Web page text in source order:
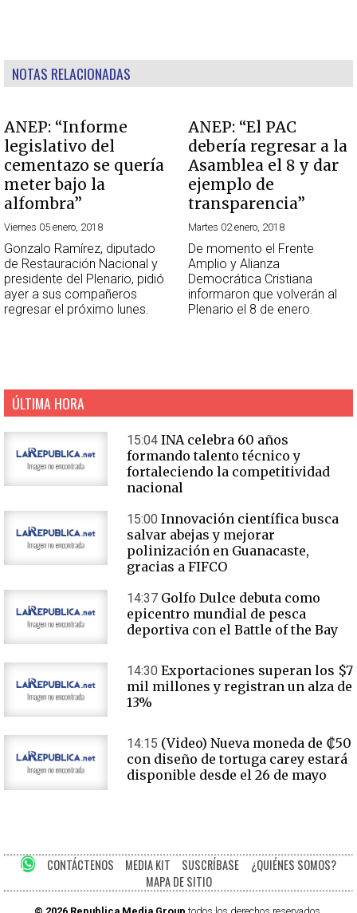
NOTAS RELACIONADAS
ANEP: “Informe
legislativo del
cementazo se quería
meter bajo la
alfombra”
Viernes 05 enero, 2018
Gonzalo Ramírez, diputado
de Restauración Nacional y
presidente del Plenario, pidió
ayer a sus compañeros
regresar el próximo lunes.
ANEP: “El PAC
debería regresar a la
Asamblea el 8 y dar
ejemplo de
transparencia”
Martes 02 enero, 2018
De momento el Frente
Amplio y Alianza
Democrática Cristiana
informaron que volverán al
Plenario el 8 de enero.
ÚLTIMA HORA
15:04 INA celebra 60 años
formando talento técnico y
fortaleciendo la competitividad
nacional
15:00 Innovación científica busca
salvar abejas y mejorar
polinización en Guanacaste,
gracias a FIFCO
14:37 Golfo Dulce debuta como
epicentro mundial de pesca
deportiva con el Battle of the Bay
14:30 Exportaciones superan los $7
mil millones y registran un alza de
13%
14:15 (Video) Nueva moneda de ₡50
con diseño de tortuga carey estará
disponible desde el 26 de mayo
CONTÁCTENOS MEDIA KIT SUSCRÍBASE
¿QUIÉNES SOMOS?
MAPA DE SITIO
© 2026 Republica Media Group todos los derechos reservados.